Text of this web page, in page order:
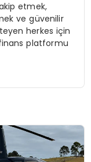
etmek,
ve güvenilir
herkes için
platformu